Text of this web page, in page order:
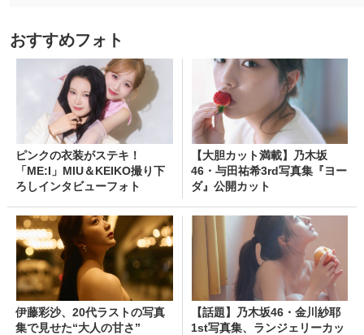
おすすめフォト
ピンクの衣装がステキ！
「ME:I」MIU＆KEIKO撮り下
ろしインタビューフォト
【大胆カット満載】乃木坂
46・与田祐希3rd写真集『ヨー
ダ』公開カット
伊藤彩沙、20代ラストの写真
集で見せた“大人の甘さ”
【話題】乃木坂46・金川紗耶
1st写真集、ランジェリーカッ